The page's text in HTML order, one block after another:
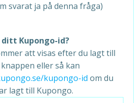
svarat ja på denna fråga)
ditt Kupongo-id?
att visas efter du lagt till
eller så kan
kupongo-id om du
lagt till Kupongo.